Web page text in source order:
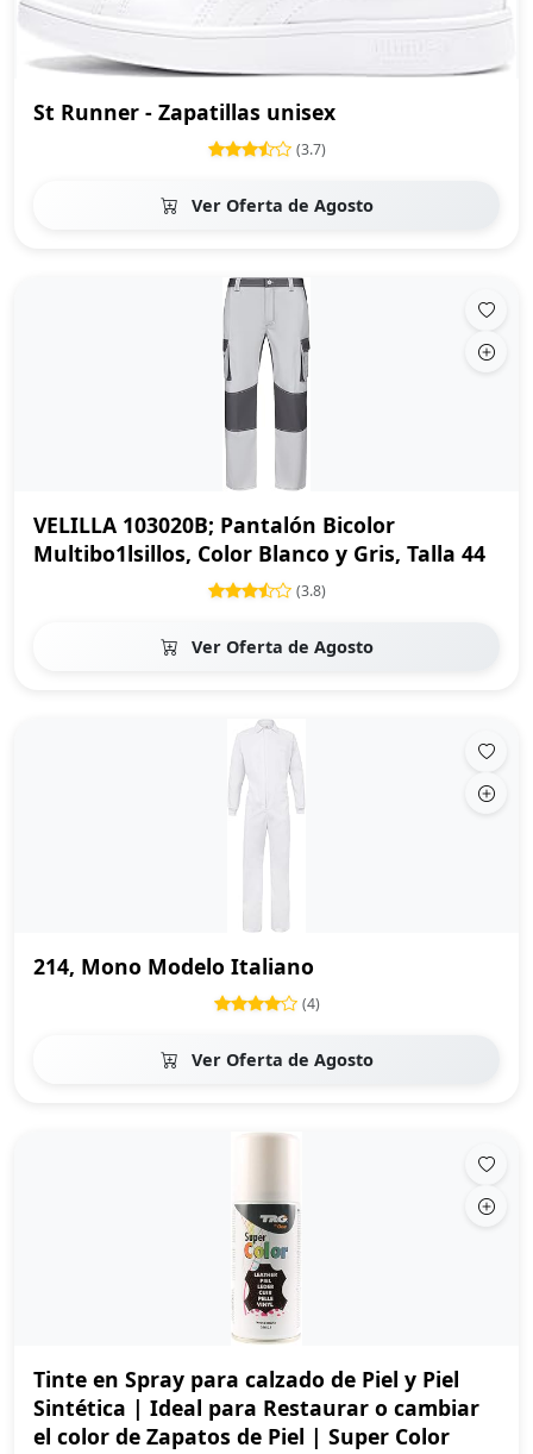
St Runner - Zapatillas unisex
(3.7)
Ver Oferta de Agosto
VELILLA 103020B; Pantalón Bicolor
Multibo1lsillos, Color Blanco y Gris, Talla 44
(3.8)
Ver Oferta de Agosto
214, Mono Modelo Italiano
(4)
Ver Oferta de Agosto
Tinte en Spray para calzado de Piel y Piel
Sintética | Ideal para Restaurar o cambiar
el color de Zapatos de Piel | Super Color